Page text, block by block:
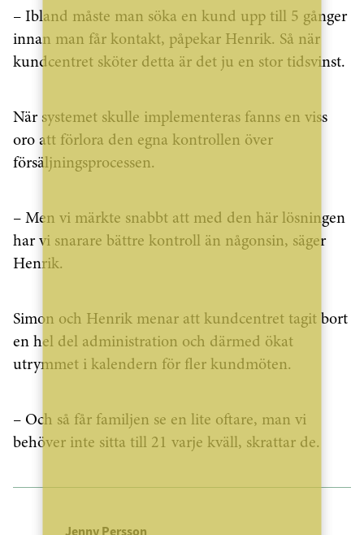
­– Ibland måste man söka en kund upp till 5 gånger
innan man får kontakt, påpekar Henrik. Så när
kundcentret sköter detta är det ju en stor tidsvinst.
När systemet skulle implementeras fanns en viss
oro att förlora den egna kontrollen över
försäljningsprocessen.
– Men vi märkte snabbt att med den här lösningen
har vi snarare bättre kontroll än någonsin, säger
Henrik.
Simon och Henrik menar att kundcentret tagit bort
en hel del administration och därmed ökat
utrymmet i kalendern för fler kundmöten.
– Och så får familjen se en lite oftare, man vi
behöver inte sitta till 21 varje kväll, skrattar de.
Jenny Persson